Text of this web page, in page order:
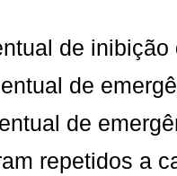
de inibição
de
de
repetidos a